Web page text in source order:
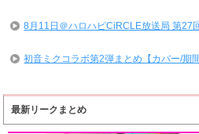
8月11日＠ハロハピCiRCLE放送局 第27
初音ミクコラボ第2弾まとめ【カバー/期
最新リークまとめ